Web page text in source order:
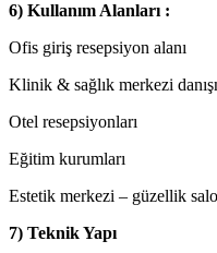
6) Kullanım Alanları :
Ofis giriş resepsiyon alanı
Klinik & sağlık merkezi
Otel resepsiyonları
Eğitim kurumları
Estetik merkezi – güzellik
7) Teknik Yapı